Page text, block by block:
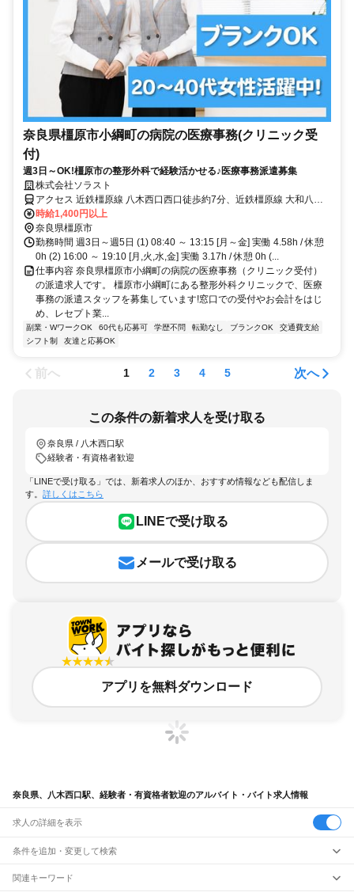
奈良県橿原市小綱町の病院の医療事務(クリニック受
付)
週3日～OK!橿原市の整形外科で経験活かせる♪医療事務派遣募集
株式会社ソラスト
アクセス 近鉄橿原線 八木西口西口徒歩約7分、近鉄橿原線 大和八木
南口徒歩約10分、近鉄大阪線 大和八木南口徒歩約10分 「八木西口
駅」徒歩8分,マイカー通勤可,駐車場あり,敷地内全て禁煙
時給1,400円以上
奈良県橿原市
勤務時間 週3日～週5日 (1) 08:40 ～ 13:15 [月～金] 実働 4.58h / 休憩
0h (2) 16:00 ～ 19:10 [月,火,水,金] 実働 3.17h / 休憩 0h (...
仕事内容 奈良県橿原市小綱町の病院の医療事務（クリニック受付）
の派遣求人です。 橿原市小綱町にある整形外科クリニックで、医療
事務の派遣スタッフを募集しています!窓口での受付やお会計をはじ
め、レセプト業...
副業・WワークOK 60代も応募可 学歴不問 転勤なし ブランクOK
交通費支給
シフト制
友達と応募OK
前へ 1 2 3 4 5 次へ
この条件の新着求人を受け取る
奈良県 / 八木西口駅
経験者・有資格者歓迎
「LINEで受け取る」では、新着求人のほか、おすすめ情報なども配信しま
す。 詳しくはこちら
LINEで受け取る
メールで受け取る
アプリを無料ダウンロード
奈良県、八木西口駅、経験者・有資格者歓迎のアルバイト・バイト求人情報
求人の詳細を表示
条件を追加・変更して検索
市区町村を追加・変更
関連キーワード